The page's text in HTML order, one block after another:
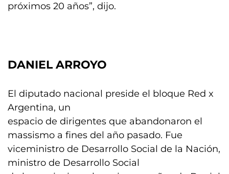
próximos 20 años”, dijo.
DANIEL ARROYO
El diputado nacional preside el bloque Red x
Argentina, un
espacio de dirigentes que abandonaron el
massismo a fines del año pasado. Fue
viceministro de Desarrollo Social de la Nación,
ministro de Desarrollo Social